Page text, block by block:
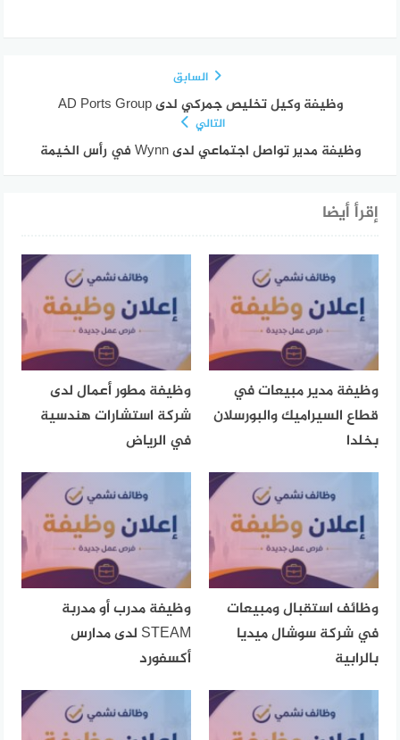
السابق
وظيفة وكيل تخليص جمركي لدى AD Ports Group
التالي
وظيفة مدير تواصل اجتماعي لدى Wynn في رأس الخيمة
إقرأ أيضا
وظيفة مدير مبيعات في
قطاع السيراميك والبورسلان
بخلدا
وظيفة مطور أعمال لدى
شركة استشارات هندسية
في الرياض
وظائف استقبال ومبيعات
في شركة سوشال ميديا
بالرابية
وظيفة مدرب أو مدربة
STEAM لدى مدارس
أكسفورد